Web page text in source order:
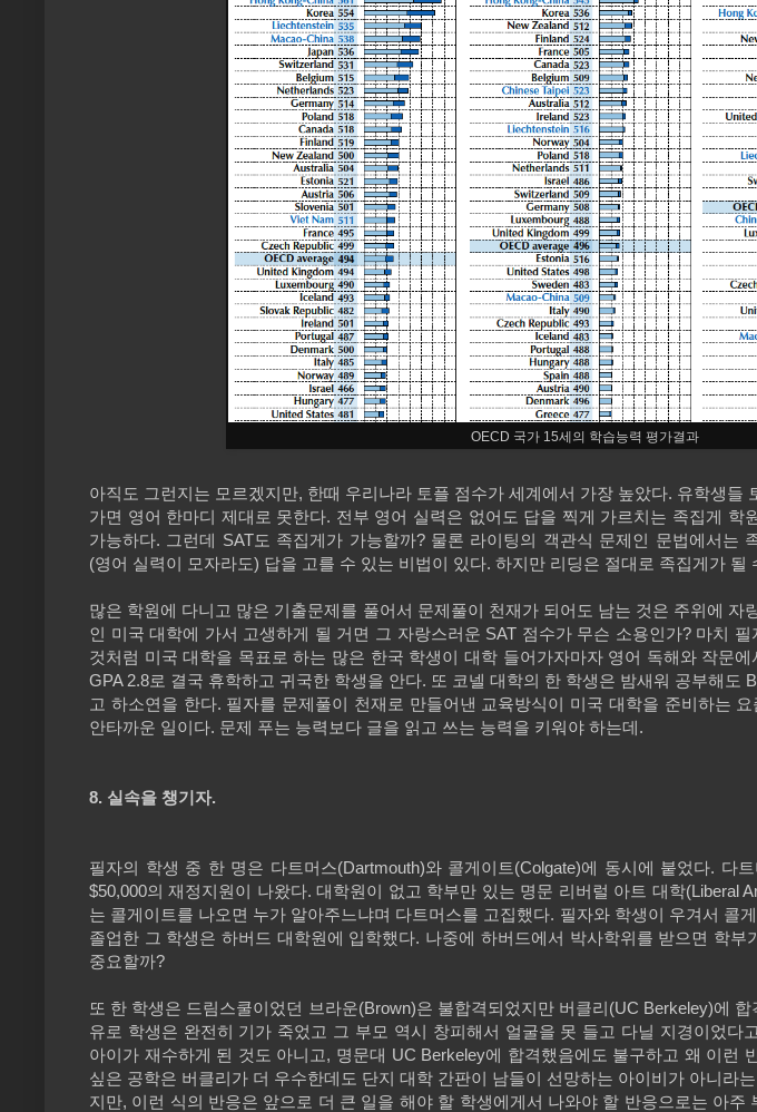
OECD 국가 15세의 학습능력 평가결과
아직도 그런지는 모르겠지만, 한때 우리나라 토플 점수가 세계에서 가장 높았다. 유학생들
가면 영어 한마디 제대로 못한다. 전부 영어 실력은 없어도 답을 찍게 가르치는 족집게 학
가능하다. 그런데 SAT도 족집게가 가능할까? 물론 라이팅의 객관식 문제인 문법에서는
(영어 실력이 모자라도) 답을 고를 수 있는 비법이 있다. 하지만 리딩은 절대로 족집게가 될
많은 학원에 다니고 많은 기출문제를 풀어서 문제풀이 천재가 되어도 남는 것은 주위에 자
인 미국 대학에 가서 고생하게 될 거면 그 자랑스러운 SAT 점수가 무슨 소용인가? 마치
것처럼 미국 대학을 목표로 하는 많은 한국 학생이 대학 들어가자마자 영어 독해와 작문
GPA 2.8로 결국 휴학하고 귀국한 학생을 안다. 또 코넬 대학의 한 학생은 밤새워 공부해도
고 하소연을 한다. 필자를 문제풀이 천재로 만들어낸 교육방식이 미국 대학을 준비하는
안타까운 일이다. 문제 푸는 능력보다 글을 읽고 쓰는 능력을 키워야 하는데.
8. 실속을 챙기자.
필자의 학생 중 한 명은 다트머스(Dartmouth)와 콜게이트(Colgate)에 동시에 붙었다. 다
$50,000의 재정지원이 나왔다. 대학원이 없고 학부만 있는 명문 리버럴 아트 대학(Liberal
는 콜게이트를 나오면 누가 알아주느냐며 다트머스를 고집했다. 필자와 학생이 우겨서 콜
졸업한 그 학생은 하버드 대학원에 입학했다. 나중에 하버드에서 박사학위를 받으면 학
중요할까?
또 한 학생은 드림스쿨이었던 브라운(Brown)은 불합격되었지만 버클리(UC Berkeley)에
유로 학생은 완전히 기가 죽었고 그 부모 역시 창피해서 얼굴을 못 들고 다닐 지경이었다
아이가 재수하게 된 것도 아니고, 명문대 UC Berkeley에 합격했음에도 불구하고 왜 이런
싶은 공학은 버클리가 더 우수한데도 단지 대학 간판이 남들이 선망하는 아이비가 아니라
지만, 이런 식의 반응은 앞으로 더 큰 일을 해야 할 학생에게서 나와야 할 반응으로는 아주